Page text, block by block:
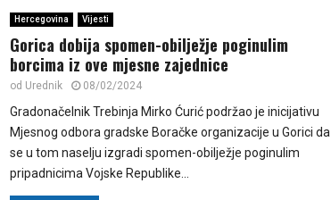
Hercegovina Vijesti
Gorica dobija spomen-obilježje poginulim
borcima iz ove mjesne zajednice
od Urednik 08/02/2024
Gradonačelnik Trebinja Mirko Ćurić podržao je inicijativu
Mjesnog odbora gradske Boračke organizacije u Gorici da
se u tom naselju izgradi spomen-obilježje poginulim
pripadnicima Vojske Republike...